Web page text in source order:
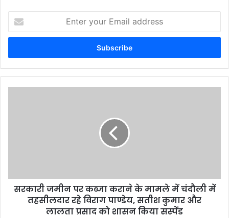
your
Email
सरकारी जमीन पर कब्जा कराने के मामले में चंदौली में
तहसीलदार रहे विराग पाण्डेय, सतीश कुमार और
लालता प्रसाद को शासन किया सस्पेंड